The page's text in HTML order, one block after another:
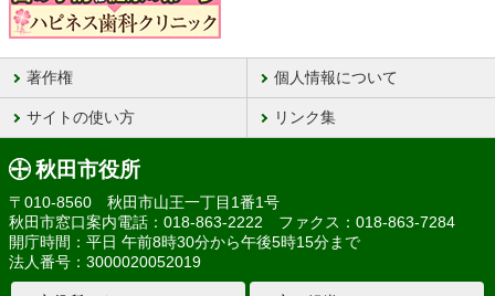
著作権 個人情報について
サイトの使い方 リンク集
秋田市役所
〒010-8560 秋田市山王一丁目1番1号
秋田市窓口案内電話：018-863-2222 ファクス：018-863-7284
開庁時間：平日 午前8時30分から午後5時15分まで
法人番号：3000020052019